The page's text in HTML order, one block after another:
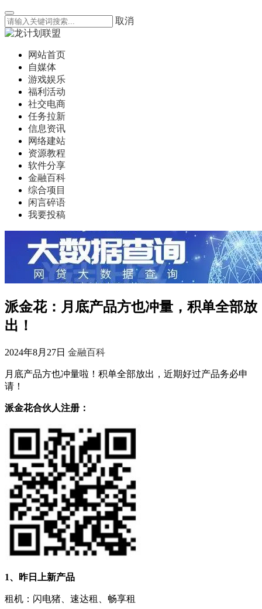
取消
网站首页
自媒体
游戏娱乐
福利活动
社交电商
任务拉新
信息资讯
网络建站
资源教程
软件分享
金融百科
综合项目
闲言碎语
我要投稿
派金花：月底产品方也冲量，积单全部放
出！
2024年8月27日 金融百科
月底产品方也冲量啦！积单全部放出，近期好过产品务必申
请！
派金花合伙人注册：
1、昨日上新产品
租机：闪电猪、速达租、畅享租